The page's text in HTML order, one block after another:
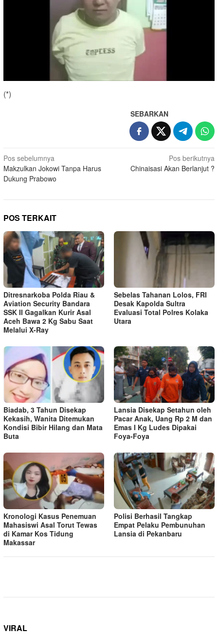
(*)
SEBARKAN
Navigasi
pos
Pos sebelumnya
Makzulkan Jokowi Tanpa Harus
Dukung Prabowo
Pos berikutnya
Chinaisasi Akan Berlanjut ?
POS TERKAIT
Ditresnarkoba Polda Riau &
Aviation Security Bandara
SSK II Gagalkan Kurir Asal
Aceh Bawa 2 Kg Sabu Saat
Melalui X-Ray
Sebelas Tahanan Lolos, FRI
Desak Kapolda Sultra
Evaluasi Total Polres Kolaka
Utara
Biadab, 3 Tahun Disekap
Kekasih, Wanita Ditemukan
Kondisi Bibir Hilang dan Mata
Buta
Lansia Disekap Setahun oleh
Pacar Anak, Uang Rp 2 M dan
Emas I Kg Ludes Dipakai
Foya-Foya
Kronologi Kasus Penemuan
Mahasiswi Asal Torut Tewas
di Kamar Kos Tidung
Makassar
Polisi Berhasil Tangkap
Empat Pelaku Pembunuhan
Lansia di Pekanbaru
VIRAL